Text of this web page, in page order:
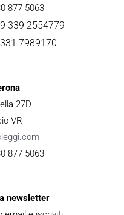
877 5063
339 2554779
7989170
27D
VR
877 5063
newsletter